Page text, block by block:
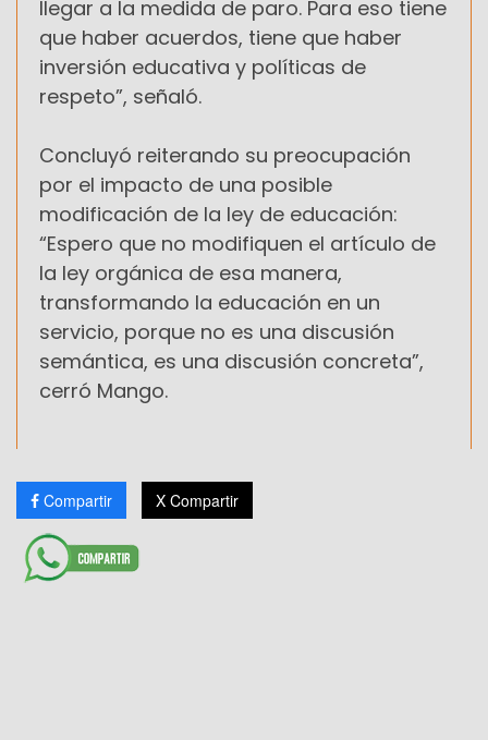
llegar a la medida de paro. Para eso tiene
que haber acuerdos, tiene que haber
inversión educativa y políticas de
respeto”, señaló.
Concluyó reiterando su preocupación
por el impacto de una posible
modificación de la ley de educación:
“Espero que no modifiquen el artículo de
la ley orgánica de esa manera,
transformando la educación en un
servicio, porque no es una discusión
semántica, es una discusión concreta”,
cerró Mango.
Compartir X Compartir